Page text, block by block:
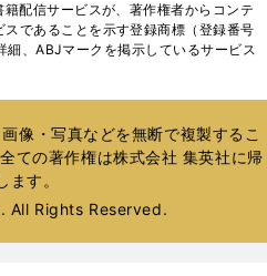
く
ド
ウ
で
ィ
ン
ド
開
く
配信サービスが、著作権者からコンテ
であることを示す登録商標（登録番号
、ABJマークを掲示しているサービス
像・写真などを無断で複製するこ
ての著作権は株式会社 集英社に帰
ます。
All Rights Reserved.